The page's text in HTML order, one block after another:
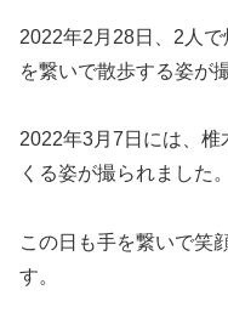
2022年2月28日、2人
を繋いで散歩する姿が
2022年3月7日には、椎
くる姿が撮られました。
この日も手を繋いで笑
す。